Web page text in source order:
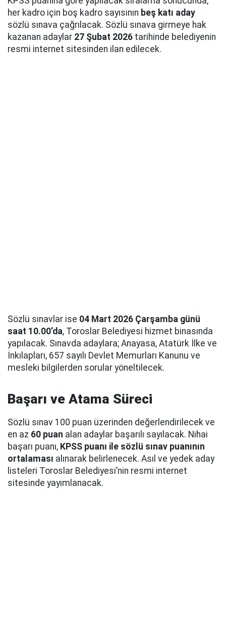
her kadro için boş kadro sayısının beş katı aday
sözlü sınava çağrılacak. Sözlü sınava girmeye hak
kazanan adaylar 27 Şubat 2026 tarihinde belediyenin
resmi internet sitesinden ilan edilecek.
Sözlü sınavlar ise 04 Mart 2026 Çarşamba günü
saat 10.00’da, Toroslar Belediyesi hizmet binasında
yapılacak. Sınavda adaylara; Anayasa, Atatürk İlke ve
İnkılapları, 657 sayılı Devlet Memurları Kanunu ve
mesleki bilgilerden sorular yöneltilecek.
Başarı ve Atama Süreci
Sözlü sınav 100 puan üzerinden değerlendirilecek ve
en az 60 puan alan adaylar başarılı sayılacak. Nihai
başarı puanı, KPSS puanı ile sözlü sınav puanının
ortalaması alınarak belirlenecek. Asıl ve yedek aday
listeleri Toroslar Belediyesi’nin resmi internet
sitesinde yayımlanacak.